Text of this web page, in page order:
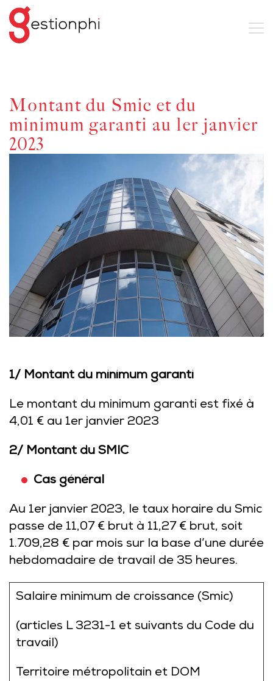
Montant du Smic et du
minimum garanti au 1er janvier
2023
1/ Montant du minimum garanti
Le montant du minimum garanti est fixé à
4,01 € au 1er janvier 2023
2/ Montant du SMIC
Cas général
Au 1er janvier 2023, le taux horaire du Smic
passe de 11,07 € brut à 11,27 € brut, soit
1.709,28 € par mois sur la base d’une durée
hebdomadaire de travail de 35 heures.
Salaire minimum de croissance (Smic)
(articles L 3231-1 et suivants du Code du
travail)
Territoire métropolitain et DOM